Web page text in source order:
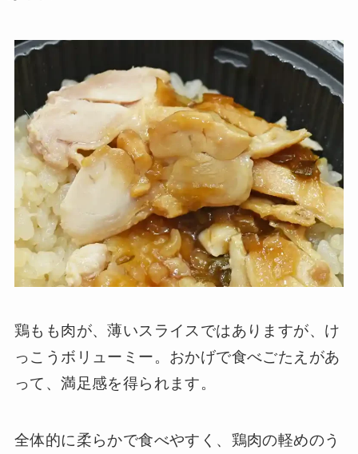
鶏もも肉が、薄いスライスではありますが、け
っこうボリューミー。おかげで食べごたえがあ
って、満足感を得られます。
全体的に柔らかで食べやすく、鶏肉の軽めのう